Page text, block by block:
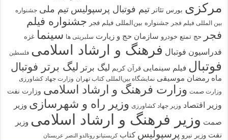
مرکزی بورس تئاتر تیم فوتبال پرسپولیس تیم ملی جشنواره
بین المللی فیلم فجر جشنواره بین‌المللی فیلم فجر جشنواره فیلم
فجر
حج تمتع خودرو سازمان حج و زیارت سلبریتی ها سینما غزه
فدراسیون فوتبال فرهنگ و ارشاد اسلامی فلسطین
فوتبال فیلم سینمایی قرآن کریم لیگ برتر لیگ برتر فوتبال
ماه رمضان موسیقی نمایشگاه بین‌المللی کتاب تهران وزارت جهاد کشاورزی
وزارت صمت وزارت فرهنگ و ارشاد اسلامی وزارت نفت
وزیر اقتصاد وزیر جهاد کشاورزی وزیر راه و شهرسازی وزیر
صمت وزیر فرهنگ و ارشاد اسلامی وزیر
نفت وزیر نیرو پرسپولیس کتاب کریستیانو رونالدو النصر عربستان